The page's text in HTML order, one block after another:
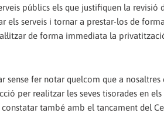
públics els que justifiquen la
els serveis i tornar a prestar-los de
de forma immediata la
sense fer notar quelcom que a
per realitzar les seves tisorades en
també amb el tancament del